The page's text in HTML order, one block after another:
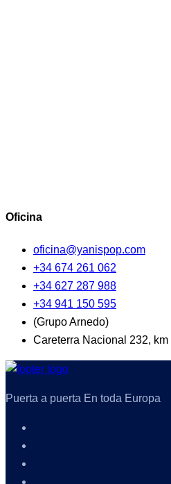
Oficina
oficina@yanispop.com
+34 674 261 062
+34 627 287 988
+34 941 150 595
(Grupo Arnedo)
Careterra Nacional 232,
Puerta a puerta En toda Europa